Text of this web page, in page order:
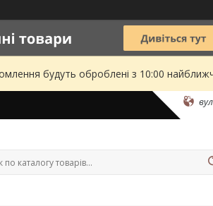
будуть оброблені з 10:00